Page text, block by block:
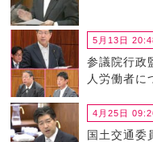
5月13日
参議院行政
人労働者に
4月25日
国土交通委